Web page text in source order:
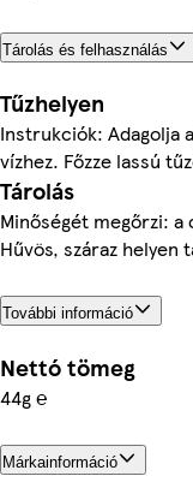
Tárolás és felhasználás
Tűzhelyen
Instrukciók: Adagolja
vízhez. Főzze lassú
Tárolás
Minőségét megőrzi:
Hűvös, száraz helyen
További információ
Nettó tömeg
44g ℮
Márkainformáció